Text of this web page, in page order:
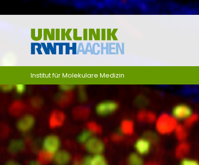
Ga naar navigatie
Institut für Molekulare Medizin